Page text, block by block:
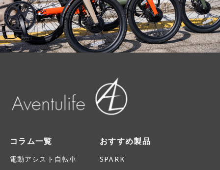
コラム一覧
電動アシスト自転車
おすすめ製品
SPARK